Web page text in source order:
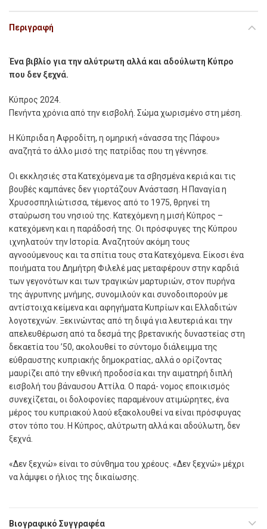
Περιγραφή
Ένα βιβλίο για την αλύτρωτη αλλά και αδούλωτη Κύπρο
που δεν ξεχνά.
Κύπρος 2024.
Πενήντα χρόνια από την εισβολή. Σώμα χωρισμένο στη μέση.
Η Κύπριδα η Αφροδίτη, η ομηρική «άνασσα της Πάφου»
αναζητά το άλλο μισό της πατρίδας που τη γέννησε.
Οι εκκλησιές στα Κατεχόμενα με τα σβησμένα κεριά και τις
βουβές καμπάνες δεν γιορτάζουν Ανάσταση. Η Παναγία η
Χρυσοσπηλιώτισσα, τέμενος από το 1975, θρηνεί τη
σταύρωση του νησιού της. Κατεχόμενη η μισή Κύπρος –
κατεχόμενη και η παράδοσή της. Οι πρόσφυγες της Κύπρου
ιχνηλατούν την Ιστορία. Αναζητούν ακόμη τους
αγνοούμενους και τα σπίτια τους στα Κατεχόμενα. Είκοσι ένα
ποιήματα του Δημήτρη Φιλελέ μας μεταφέρουν στην καρδιά
των γεγονότων και των τραγικών μαρτυριών, στον πυρήνα
της άγρυπνης μνήμης, συνομιλούν και συνοδοιπορούν με
αντίστοιχα κείμενα και αφηγήματα Κυπρίων και Ελλαδιτών
λογοτεχνών. Ξεκινώντας από τη διψά για λευτεριά και την
απελευθέρωση από τα δεσμά της βρετανικής δυναστείας στη
δεκαετία του ’50, ακολουθεί το σύντομο διάλειμμα της
εύθραυστης κυπριακής δημοκρατίας, αλλά ο ορίζοντας
μαυρίζει από την εθνική προδοσία και την αιματηρή διπλή
εισβολή του βάναυσου Αττίλα. Ο παρά- νομος εποικισμός
συνεχίζεται, οι δολοφονίες παραμένουν ατιμώρητες, ένα
μέρος του κυπριακού λαού εξακολουθεί να είναι πρόσφυγας
στον τόπο του. Η Κύπρος, αλύτρωτη αλλά και αδούλωτη, δεν
ξεχνά.
«Δεν ξεχνώ» είναι το σύνθημα του χρέους. «Δεν ξεχνώ» μέχρι
να λάμψει ο ήλιος της δικαίωσης.
Βιογραφικό Συγγραφέα